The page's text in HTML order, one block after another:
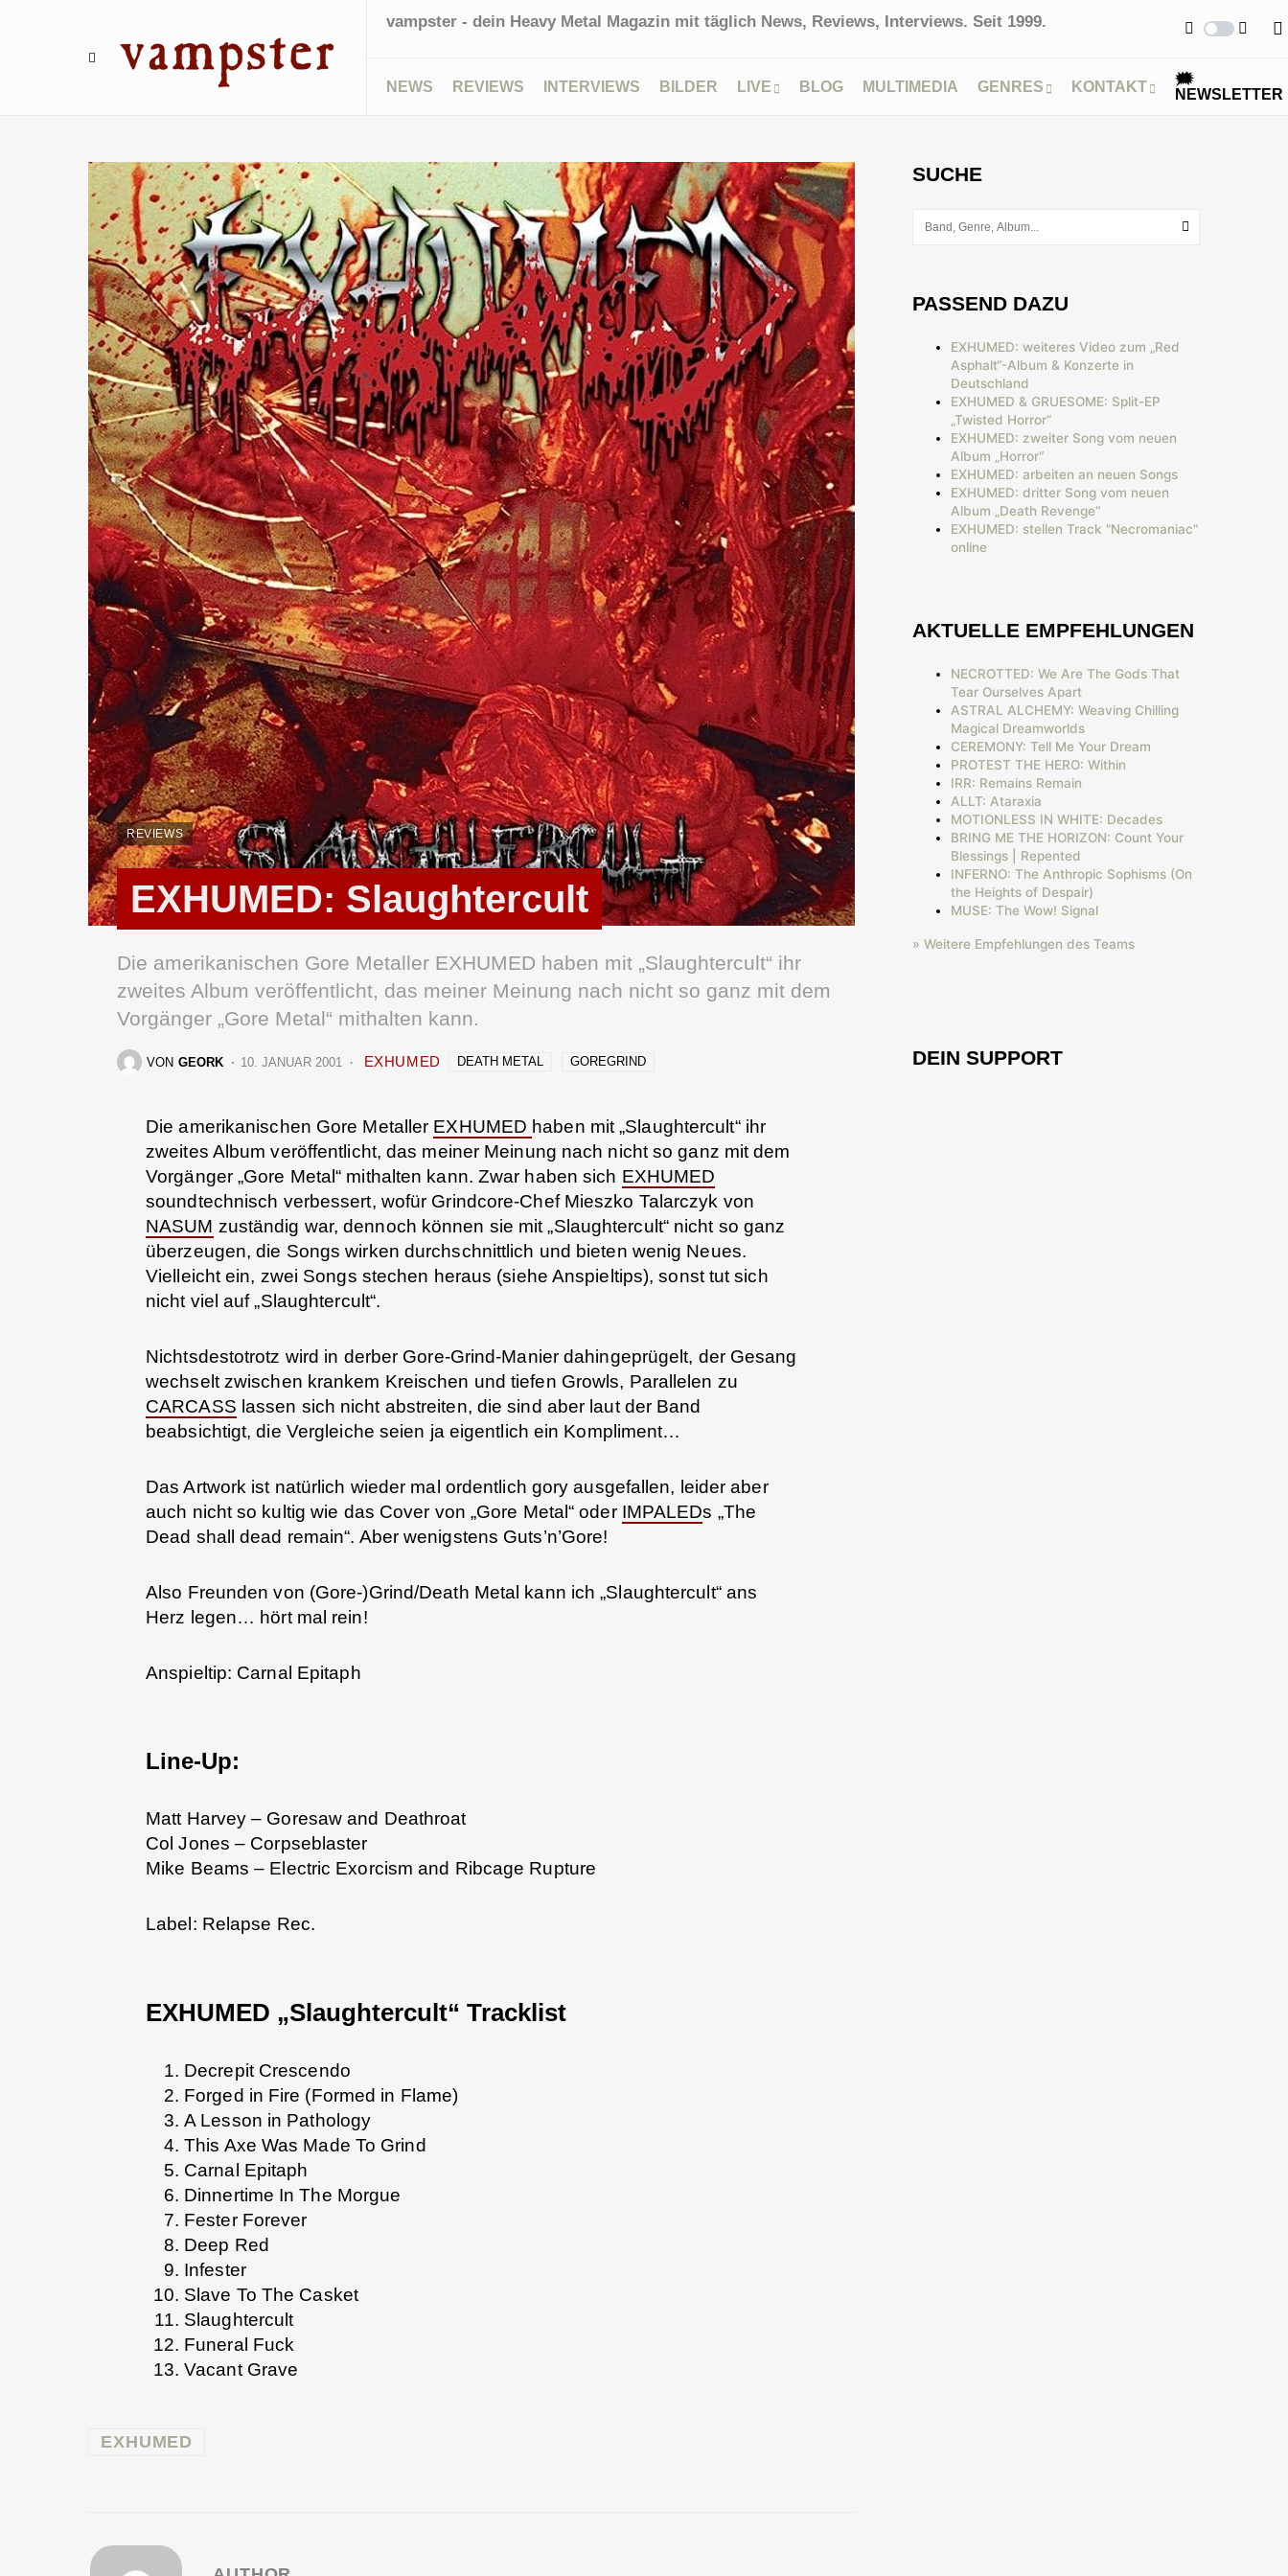
vampster - dein Heavy Metal Magazin mit täglich News, Reviews, Interviews. Seit 1999.
NEWS REVIEWS INTERVIEWS BILDER LIVE BLOG MULTIMEDIA GENRES KONTAKT
🗯
NEWSLETTER
REVIEWS
EXHUMED: Slaughtercult
Die amerikanischen Gore Metaller EXHUMED haben mit „Slaughtercult“ ihr
zweites Album veröffentlicht, das meiner Meinung nach nicht so ganz mit dem
Vorgänger „Gore Metal“ mithalten kann.
VON GEORK 10. JANUAR 2001 EXHUMED DEATH METAL GOREGRIND
Die amerikanischen Gore Metaller EXHUMED haben mit „Slaughtercult“ ihr
zweites Album veröffentlicht, das meiner Meinung nach nicht so ganz mit dem
Vorgänger „Gore Metal“ mithalten kann. Zwar haben sich EXHUMED
soundtechnisch verbessert, wofür Grindcore-Chef Mieszko Talarczyk von
NASUM zuständig war, dennoch können sie mit „Slaughtercult“ nicht so ganz
überzeugen, die Songs wirken durchschnittlich und bieten wenig Neues.
Vielleicht ein, zwei Songs stechen heraus (siehe Anspieltips), sonst tut sich
nicht viel auf „Slaughtercult“.
Nichtsdestotrotz wird in derber Gore-Grind-Manier dahingeprügelt, der Gesang
wechselt zwischen krankem Kreischen und tiefen Growls, Parallelen zu
CARCASS lassen sich nicht abstreiten, die sind aber laut der Band
beabsichtigt, die Vergleiche seien ja eigentlich ein Kompliment…
Das Artwork ist natürlich wieder mal ordentlich gory ausgefallen, leider aber
auch nicht so kultig wie das Cover von „Gore Metal“ oder IMPALEDs „The
Dead shall dead remain“. Aber wenigstens Guts’n’Gore!
Also Freunden von (Gore-)Grind/Death Metal kann ich „Slaughtercult“ ans
Herz legen… hört mal rein!
Anspieltip: Carnal Epitaph
Line-Up:
Matt Harvey – Goresaw and Deathroat
Col Jones – Corpseblaster
Mike Beams – Electric Exorcism and Ribcage Rupture
Label: Relapse Rec.
EXHUMED „Slaughtercult“ Tracklist
Decrepit Crescendo
Forged in Fire (Formed in Flame)
A Lesson in Pathology
This Axe Was Made To Grind
Carnal Epitaph
Dinnertime In The Morgue
Fester Forever
Deep Red
Infester
Slave To The Casket
Slaughtercult
Funeral Fuck
Vacant Grave
EXHUMED
SUCHE
PASSEND DAZU
EXHUMED: weiteres Video zum „Red
Asphalt“-Album & Konzerte in
Deutschland
EXHUMED & GRUESOME: Split-EP
„Twisted Horror“
EXHUMED: zweiter Song vom neuen
Album „Horror“
EXHUMED: arbeiten an neuen Songs
EXHUMED: dritter Song vom neuen
Album „Death Revenge“
EXHUMED: stellen Track "Necromaniac"
online
AKTUELLE EMPFEHLUNGEN
NECROTTED: We Are The Gods That
Tear Ourselves Apart
ASTRAL ALCHEMY: Weaving Chilling
Magical Dreamworlds
CEREMONY: Tell Me Your Dream
PROTEST THE HERO: Within
IRR: Remains Remain
ALLT: Ataraxia
MOTIONLESS IN WHITE: Decades
BRING ME THE HORIZON: Count Your
Blessings | Repented
INFERNO: The Anthropic Sophisms (On
the Heights of Despair)
MUSE: The Wow! Signal
» Weitere Empfehlungen des Teams
DEIN SUPPORT